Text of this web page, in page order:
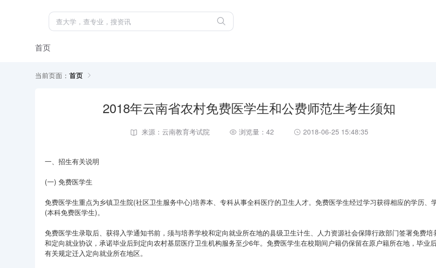
首页
当前页面： 首页
2018年云南省农村免费医学生和公费师范生考生须知
来源：云南教育考试院 浏览量：42 2018-06-25 15:48:35
一、招生有关说明
(一) 免费医学生
免费医学生重点为乡镇卫生院(社区卫生服务中心)培养本、专科从事全科医疗的卫生人才。免费医学生经过学习获得相应的学历、
(本科免费医学生)。
免费医学生录取后、获得入学通知书前，须与培养学校和定向就业所在地的县级卫生计生、人力资源社会保障行政部门签署免费培
和定向就业协议，承诺毕业后到定向农村基层医疗卫生机构服务至少6年。免费医学生在校期间户籍仍保留在原户籍所在地，毕业
有关规定迁入定向就业所在地区。